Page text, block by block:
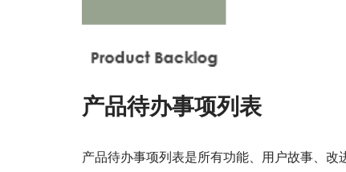
产品待办事项列表
产品待办事项列表是所有功能、用户故事、